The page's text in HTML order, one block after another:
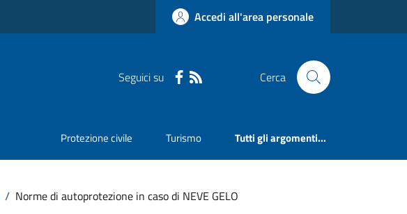
Accedi all'area personale
Seguici su Cerca
Protezione civile Turismo Tutti gli argomenti...
/ Norme di autoprotezione in caso di NEVE GELO